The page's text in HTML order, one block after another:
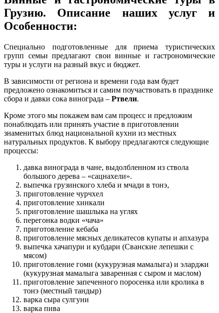
Грузию. Описание наших услуг и
Особенности:
Специально подготовленные для приема туристических
групп семьи предлагают свои винные и гастрономические
туры и услуги на разный вкус и бюджет.
В зависимости от региона и времени года вам будет
предложено ознакомиться и самим поучаствовать в празднике
сбора и давки сока винограда – Ртвели.
Кроме этого мы покажем вам сам процесс и предложим
понаблюдать или принять участие в приготовлении
знаменитых блюд национальной кухни из местных
натуральных продуктов. К выбору предлагаются следующие
процессы:
давка винограда в чане, выдолбленном из ствола
большого дерева – «сацнахели».
выпечка грузинского хлеба и мчади в тонэ,
приготовление чурчхел
приготовление хинкали
приготовление шашлыка на углях
перегонка водки «чача»
приготовление кебаба
приготовление мясных деликатесов купаты и апхазура
выпечка хачапури и кубдари (Сванские лепешки с
мясом)
приготовление гоми (кукурузная мамалыга) и эларджи
(кукурузная мамалыга заваренная с сыром и маслом)
приготовление запеченного поросенка или кролика в
тонэ (местный тандыр)
варка сыра сулгуни
варка пива